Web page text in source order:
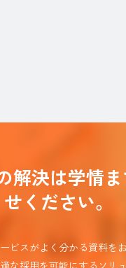
解決は学情
せください。
ビスがよく分かる資料を
な採用を可能にするソリ